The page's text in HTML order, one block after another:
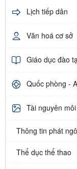
Lịch tiếp dân
Văn hoá cơ sở
Giáo dục đào
Quốc phòng -
Tài nguyên
Thông tin phát
Thể dục thể thao